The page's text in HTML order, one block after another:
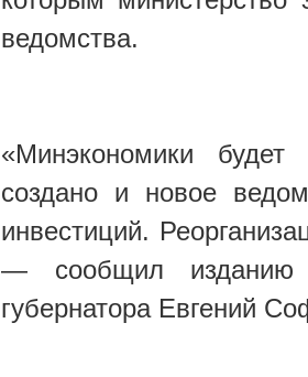
ведомства.
«Минэкономики
создано и новое
инвестиций.
— сообщил изданию
губернатора Евгений